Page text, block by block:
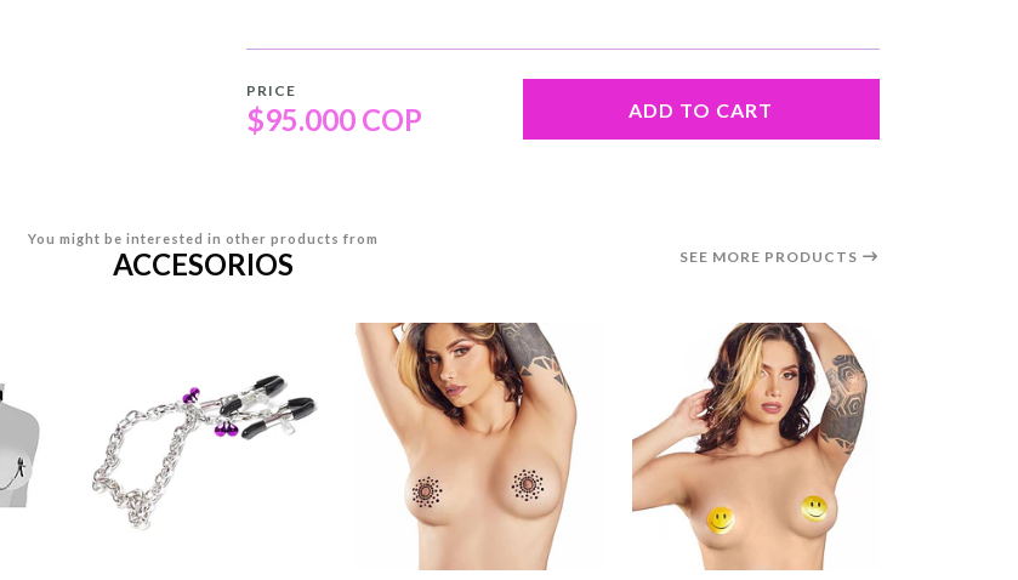
PRICE
$95.000 COP ADD TO CART
You might be interested in other products from
ACCESORIOS SEE MORE PRODUCTS